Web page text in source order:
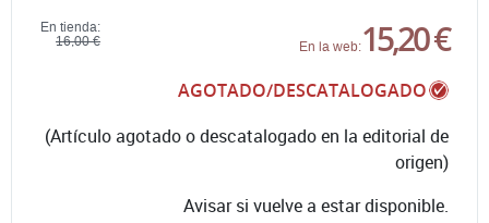
En tienda:
16,00 €
En la web:15,20 €
AGOTADO/DESCATALOGADO
(Artículo agotado o descatalogado en la editorial de
origen)
Avisar si vuelve a estar disponible.